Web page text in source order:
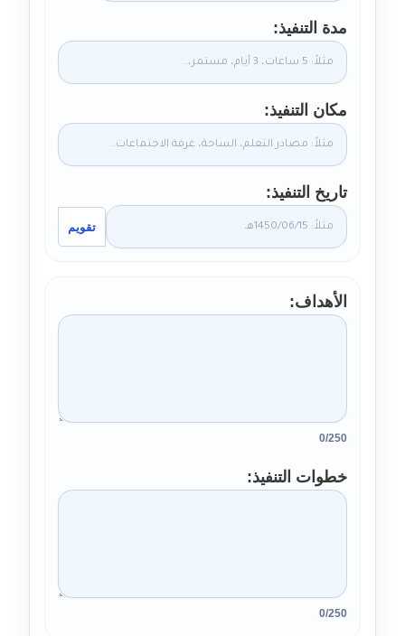
مدة التنفيذ
مكان التنفيذ
تاريخ التنفيذ
تقويم
الأهداف
0/250
خطوات التنفيذ
0/250